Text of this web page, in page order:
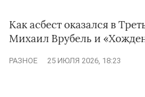
Как асбест оказался в
Михаил Врубель и
РАЗНОЕ 25 ИЮЛЯ 2026, 18:23